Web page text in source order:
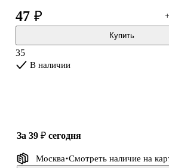
карандаш оснащен ластиком из
расположенным на верхней части.
заточенном виде.
47 ₽
Купить
35
В наличии
за 39 ₽ сегодня
Москва Смотреть наличие на